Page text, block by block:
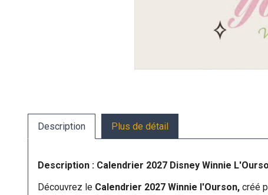
Description Plus de détail
Description : Calendrier 2027 Disney Winnie
Découvrez le Calendrier 2027 Winnie l'Ourson, créé